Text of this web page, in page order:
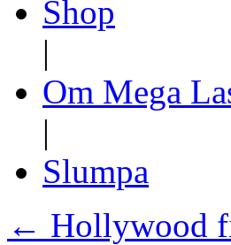
Shop
|
Om Mega
|
Slumpa
← Hollywood